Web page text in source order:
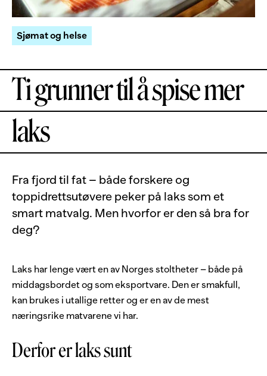
Sjømat og helse
Ti grunner til å spise mer
laks
Fra fjord til fat – både forskere og
toppidrettsutøvere peker på laks som et
smart matvalg. Men hvorfor er den så bra for
deg?
Laks har lenge vært en av Norges stoltheter – både på
middagsbordet og som eksportvare. Den er smakfull,
kan brukes i utallige retter og er en av de mest
næringsrike matvarene vi har.
Derfor er laks sunt